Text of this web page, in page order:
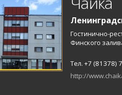
Гостинично-
Финского
Тел. +7 (81378)
http://